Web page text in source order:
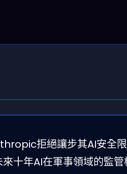
拒絕讓步其AI安全
十年AI在軍事領域的監管